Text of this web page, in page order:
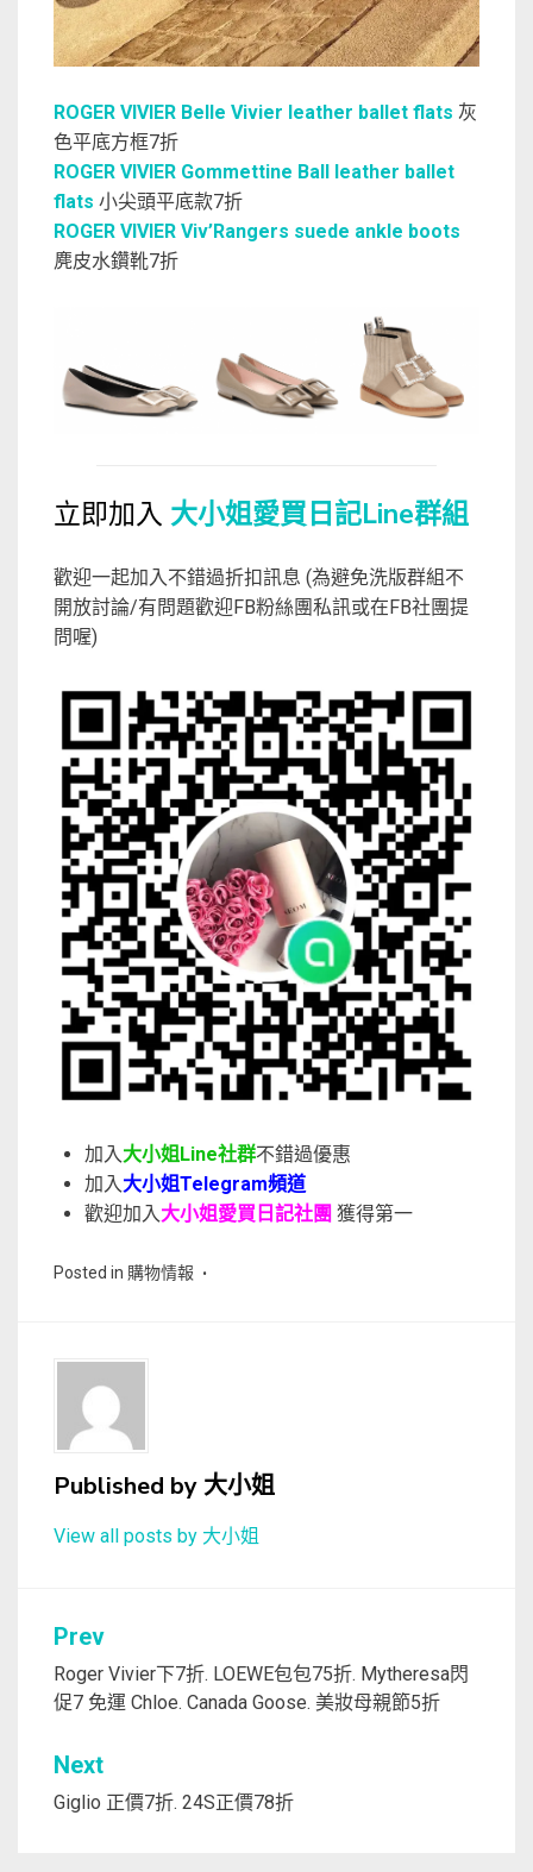
ROGER VIVIER Belle Vivier leather ballet flats 灰
色平底方框7折
ROGER VIVIER Gommettine Ball leather ballet
flats 小尖頭平底款7折
ROGER VIVIER Viv’Rangers suede ankle boots
麂皮水鑽靴7折
立即加入 大小姐愛買日記Line群組
歡迎一起加入不錯過折扣訊息 (為避免洗版群組不
開放討論/有問題歡迎FB粉絲團私訊或在FB社團提
問喔)
加入大小姐Line社群不錯過優惠
加入大小姐Telegram頻道
歡迎加入大小姐愛買日記社團 獲得第一
Posted in 購物情報
Published by大小姐
View all posts by 大小姐
文
章
導
覽
Prev
Roger Vivier下7折. LOEWE包包75折. Mytheresa閃
促7 免運 Chloe. Canada Goose. 美妝母親節5折
Next
Giglio 正價7折. 24S正價78折